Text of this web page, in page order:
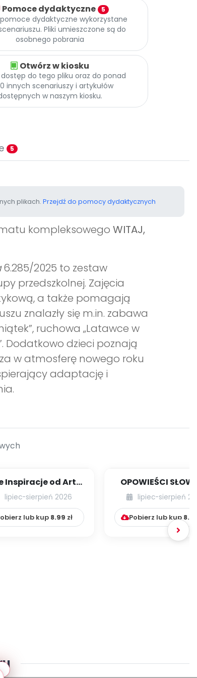
Pomoce dydaktyczne 5
dydaktyczne wykorzystane
Pliki umieszczone są do
osobnego pobrania
Otwórz w kiosku
dostęp do tego pliku oraz do ponad
innych scenariuszy i artykułów
w naszym kiosku.
5
plikach. Przejdź do pomocy dydaktycznych
kompleksowego WITAJ,
6.285/2025 to zestaw
przedszkolnej. Zajęcia
a także pomagają
znalazły się m.in. zabawa
ruchowa „Latawce w
Dodatkowo dzieci poznają
w atmosferę nowego roku
adaptację i
Inspiracje od Art-
[cz. 1]
lipiec-sierpień 2026
lub kup 8.99 zł
OPOWIEŚCI
RUCHOWE NA
lipiec-sierpień
Pobierz lub kup